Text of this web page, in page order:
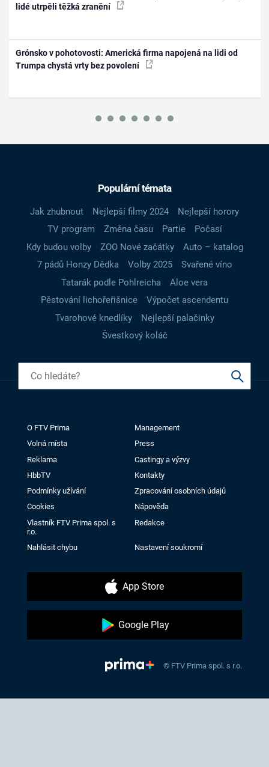
lidé utrpěli těžká zranění
Grónsko v pohotovosti: Americká firma napojená na lidi od
Trumpa chystá vrty bez povolení
Populární témata
Jak zhubnout Nejlepší filmy 2024
Nejlepší horory
TV program
Změna času Partie
Počasí
Kdy budou volby
ZOO Nové začátky
Auto – katalog
7 pádů Honzy Dědka
Volby 2025
Svařené víno
Tatarák podle Pohlreicha
Aloe vera
Pěstování lichořeřišnice
Výpočet ascendentu
Tvarohové knedlíky
Nejlepší palačinky
Švestkový koláč
O FTV Prima
Management
Volná místa
Press
Reklama
Castingy a výzvy
HbbTV
Kontakty
Podmínky užívání
Zpracování osobních údajů
Cookies
Nápověda
Vlastník FTV Prima spol. s
r.o.
Redakce
Nahlásit chybu Nastavení soukromí
App Store
Google Play
© FTV Prima spol. s r.o.